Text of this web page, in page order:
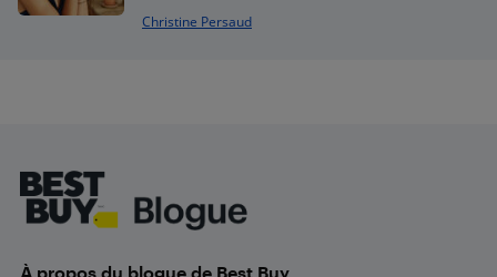
Christine Persaud
À propos du blogue de Best Buy